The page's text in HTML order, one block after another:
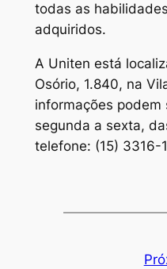
todas as
adquiridos.
A Uniten está
Osório, 1.840, na
informações
segunda a sexta,
telefone: (15) 3316-